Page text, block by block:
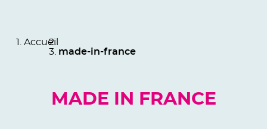
Accueil
made-in-france
MADE IN FRANCE